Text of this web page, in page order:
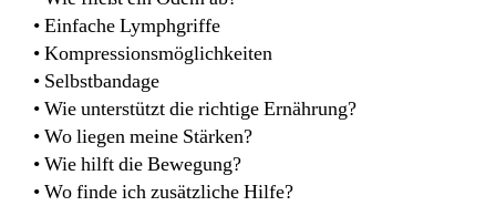
• Einfache Lymphgriffe
• Kompressionsmöglichkeiten
• Selbstbandage
• Wie unterstützt die richtige Ernährung?
• Wo liegen meine Stärken?
• Wie hilft die Bewegung?
• Wo finde ich zusätzliche Hilfe?